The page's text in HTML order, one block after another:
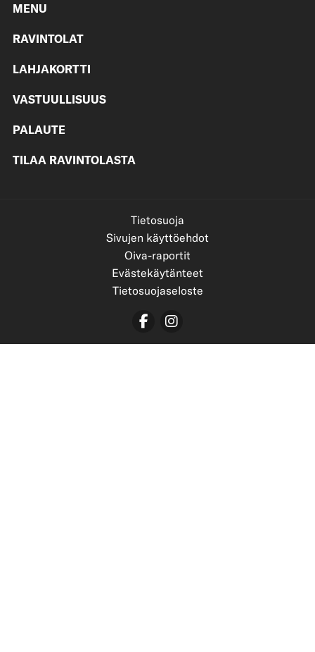
MENU
RAVINTOLAT
LAHJAKORTTI
VASTUULLISUUS
PALAUTE
TILAA RAVINTOLASTA
Tietosuoja
Sivujen käyttöehdot
Oiva-raportit
Evästekäytänteet
Tietosuojaseloste